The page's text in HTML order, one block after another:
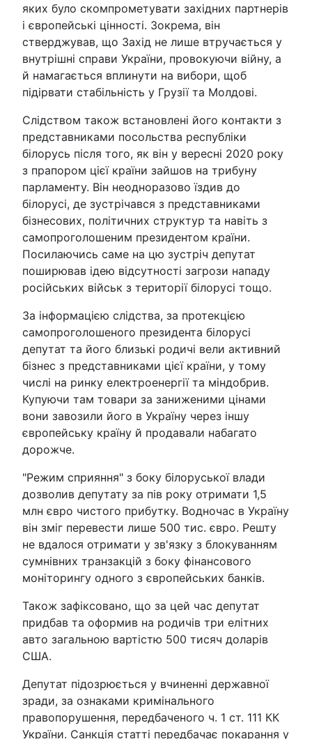
яких було скомпрометувати західних партнерів
і європейські цінності. Зокрема, він
стверджував, що Захід не лише втручається у
внутрішні справи України, провокуючи війну, а
й намагається вплинути на вибори, щоб
підірвати стабільність у Грузії та Молдові.
Слідством також встановлені його контакти з
представниками посольства республіки
білорусь після того, як він у вересні 2020 року
з прапором цієї країни зайшов на трибуну
парламенту. Він неодноразово їздив до
білорусі, де зустрічався з представниками
бізнесових, політичних структур та навіть з
самопроголошеним президентом країни.
Посилаючись саме на цю зустріч депутат
поширював ідею відсутності загрози нападу
російських військ з території білорусі тощо.
За інформацією слідства, за протекцією
самопроголошеного президента білорусі
депутат та його близькі родичі вели активний
бізнес з представниками цієї країни, у тому
числі на ринку електроенергії та міндобрив.
Купуючи там товари за заниженими цінами
вони завозили його в Україну через іншу
європейську країну й продавали набагато
дорожче.
"Режим сприяння" з боку білоруської влади
дозволив депутату за пів року отримати 1,5
млн євро чистого прибутку. Водночас в Україну
він зміг перевести лише 500 тис. євро. Решту
не вдалося отримати у зв'язку з блокуванням
сумнівних транзакцій з боку фінансового
моніторингу одного з європейських банків.
Також зафіксовано, що за цей час депутат
придбав та оформив на родичів три елітних
авто загальною вартістю 500 тисяч доларів
США.
Депутат підозрюється у вчиненні державної
зради, за ознаками кримінального
правопорушення, передбаченого ч. 1 ст. 111 КК
України. Санкція статті передбачає покарання у